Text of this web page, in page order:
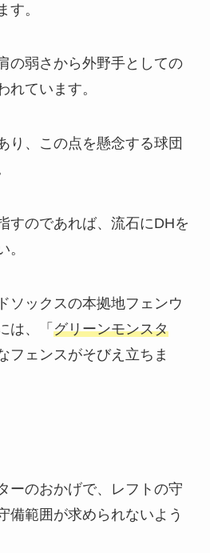
す。
の弱さから外野手としての
れています。
り、この点を懸念する球団
すのであれば、流石にDHを
。
ソックスの本拠地フェンウ
は、「 グリーンモンスタ
フェンスがそびえ立ちま
ーのおかげで、レフトの守
備範囲が求められないよう